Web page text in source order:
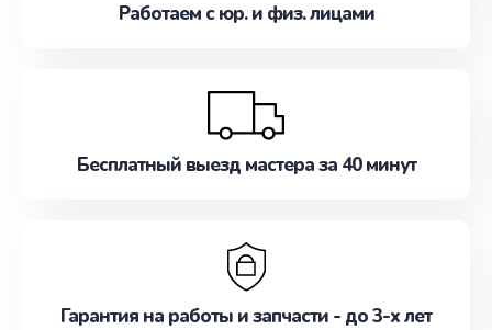
Работаем с юр. и физ. лицами
Бесплатный выезд мастера за 40 минут
Гарантия на работы и запчасти - до 3-х лет